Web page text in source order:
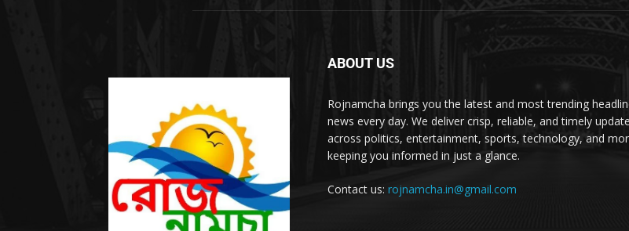
ABOUT US
Rojnamcha brings you the latest and most trending
news every day. We deliver crisp, reliable, and timely
across politics, entertainment, sports, technology, and
keeping you informed in just a glance.
Contact us: rojnamcha.in@gmail.com